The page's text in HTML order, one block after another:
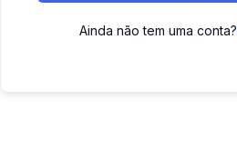
Ainda não tem uma conta?